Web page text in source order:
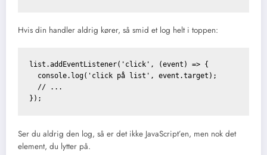
Hvis din handler aldrig kører, så smid et log helt i toppen:
list.addEventListener('click', (event) => {
  console.log('click på list', event.target);
  // ...
});
Ser du aldrig den log, så er det ikke JavaScript’en, men nok det
element, du lytter på.